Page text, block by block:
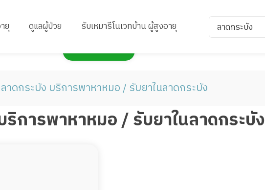
ยุ ดูแลผู้ป่วย รับเหมารีโนเวทบ้าน ผู้สูงอายุ ลาดกระบัง
กดเพื่อแสดงแผนที่
าดกระบัง บริการพาหาหมอ / รับยาในลาดกระบัง
การพาหาหมอ / รับยาในลาดกระบัง